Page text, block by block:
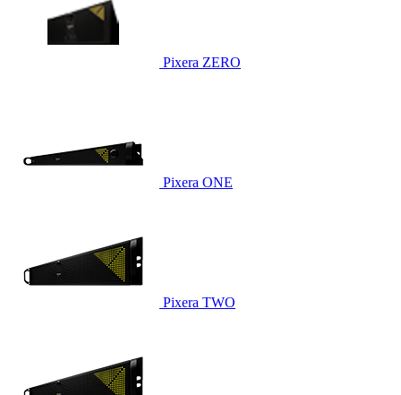
Pixera ZERO
Pixera ONE
Pixera TWO